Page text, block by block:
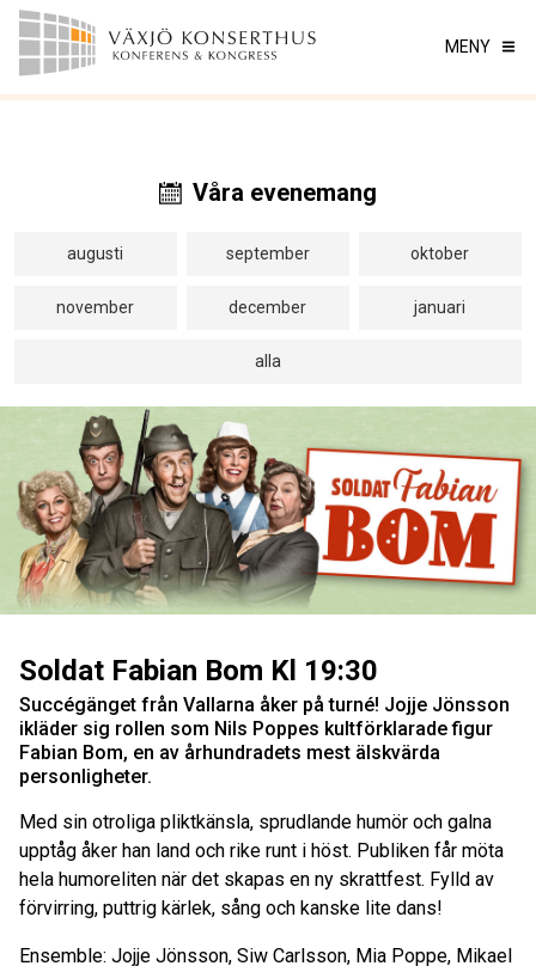
MENY
Våra evenemang
augusti september oktober
november december januari
alla
Soldat Fabian Bom Kl 19:30
Succégänget från Vallarna åker på turné! Jojje Jönsson
ikläder sig rollen som Nils Poppes kultförklarade figur
Fabian Bom, en av århundradets mest älskvärda
personligheter.
Med sin otroliga pliktkänsla, sprudlande humör och galna
upptåg åker han land och rike runt i höst. Publiken får möta
hela humoreliten när det skapas en ny skrattfest. Fylld av
förvirring, puttrig kärlek, sång och kanske lite dans!
Ensemble: Jojje Jönsson, Siw Carlsson, Mia Poppe, Mikael